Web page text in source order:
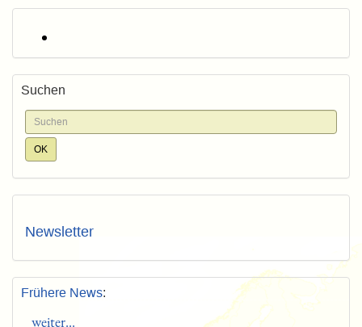
Suchen
Newsletter
Frühere News:
weiter...